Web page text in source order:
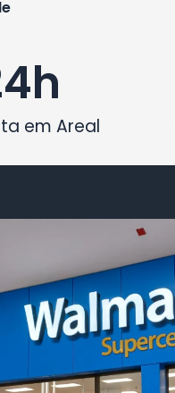
em Areal
h